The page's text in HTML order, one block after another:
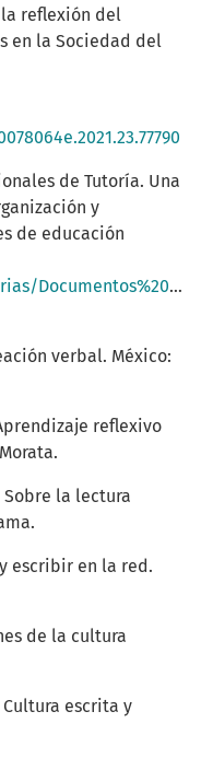
reflexión del
en la Sociedad del
de Tutoría. Una
y
de educación
verbal. México:
reflexivo
Sobre la lectura
y escribir en la red.
de la cultura
Cultura escrita y